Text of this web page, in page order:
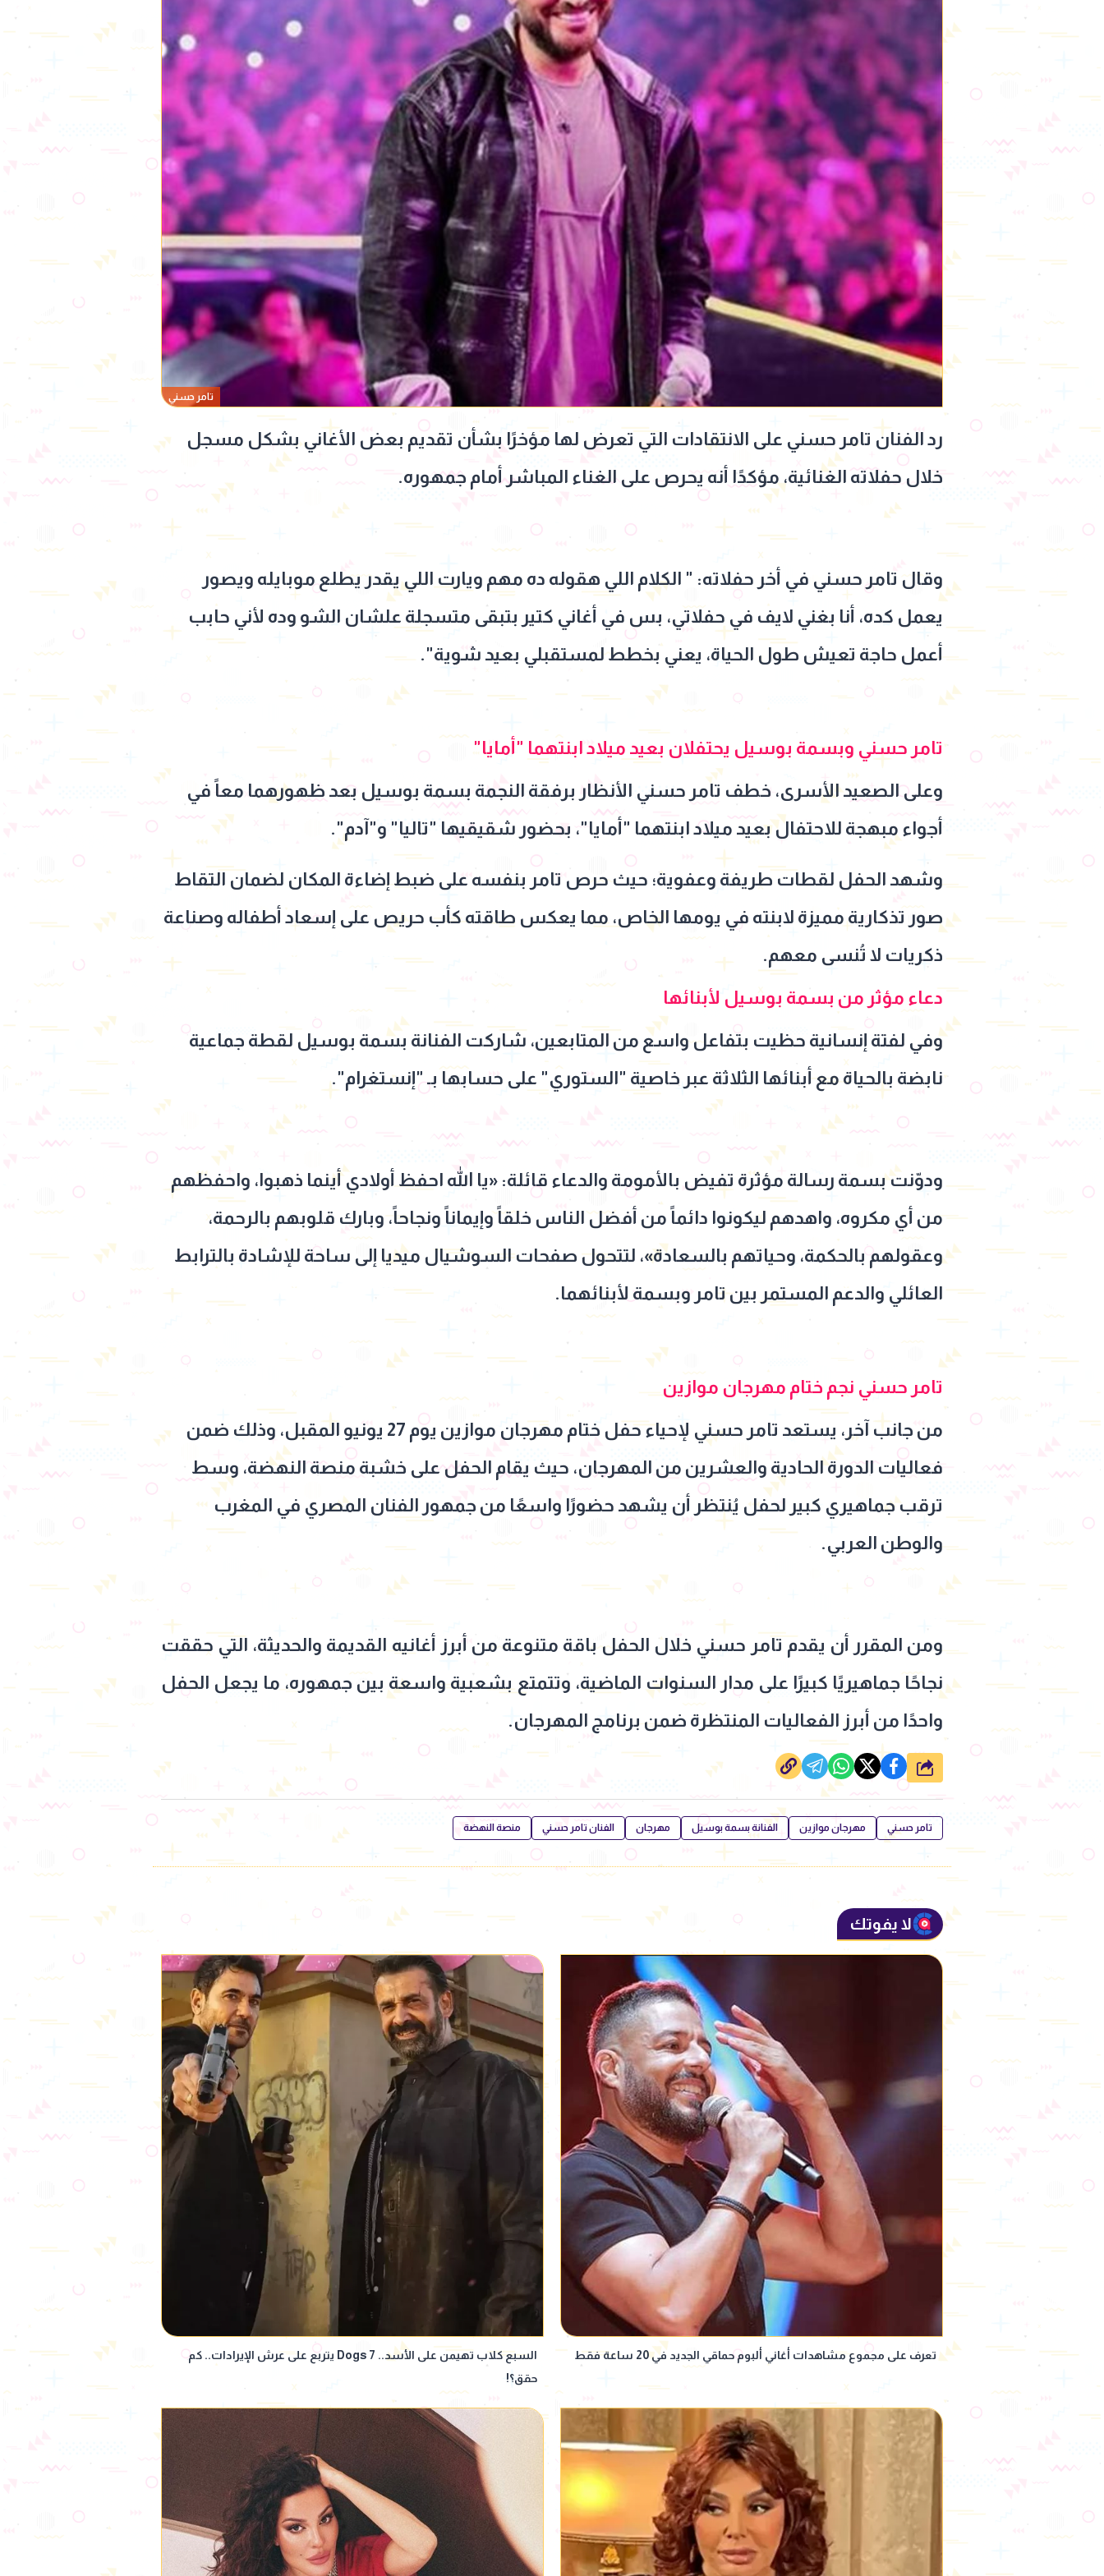
تامر حسني
رد الفنان تامر حسني على الانتقادات التي تعرض لها مؤخرًا بشأن تقديم بعض الأغاني بشكل مسجل
خلال حفلاته الغنائية، مؤكدًا أنه يحرص على الغناء المباشر أمام جمهوره.
وقال تامر حسني في أخر حفلاته: " الكلام اللي هقوله ده مهم ويارت اللي يقدر يطلع موبايله ويصور
يعمل كده، أنا بغني لايف في حفلاتي، بس في أغاني كتير بتبقى متسجلة علشان الشو وده لأني حابب
أعمل حاجة تعيش طول الحياة، يعني بخطط لمستقبلي بعيد شوية".
تامر حسني وبسمة بوسيل يحتفلان بعيد ميلاد ابنتهما "أمايا"
وعلى الصعيد الأسرى، خطف تامر حسني الأنظار برفقة النجمة بسمة بوسيل بعد ظهورهما معاً في
أجواء مبهجة للاحتفال بعيد ميلاد ابنتهما "أمايا"، بحضور شقيقيها "تاليا" و"آدم".
وشهد الحفل لقطات طريفة وعفوية؛ حيث حرص تامر بنفسه على ضبط إضاءة المكان لضمان التقاط
صور تذكارية مميزة لابنته في يومها الخاص، مما يعكس طاقته كأب حريص على إسعاد أطفاله وصناعة
ذكريات لا تُنسى معهم.
دعاء مؤثر من بسمة بوسيل لأبنائها
وفي لفتة إنسانية حظيت بتفاعل واسع من المتابعين، شاركت الفنانة بسمة بوسيل لقطة جماعية
نابضة بالحياة مع أبنائها الثلاثة عبر خاصية "الستوري" على حسابها بـ "إنستغرام".
ودوّنت بسمة رسالة مؤثرة تفيض بالأمومة والدعاء قائلة: «يا الله احفظ أولادي أينما ذهبوا، واحفظهم
من أي مكروه، واهدهم ليكونوا دائماً من أفضل الناس خلقاً وإيماناً ونجاحاً، وبارك قلوبهم بالرحمة،
وعقولهم بالحكمة، وحياتهم بالسعادة»، لتتحول صفحات السوشيال ميديا إلى ساحة للإشادة بالترابط
العائلي والدعم المستمر بين تامر وبسمة لأبنائهما.
تامر حسني نجم ختام مهرجان موازين
من جانب آخر، يستعد تامر حسني لإحياء حفل ختام مهرجان موازين يوم 27 يونيو المقبل، وذلك ضمن
فعاليات الدورة الحادية والعشرين من المهرجان، حيث يقام الحفل على خشبة منصة النهضة، وسط
ترقب جماهيري كبير لحفل يُنتظر أن يشهد حضورًا واسعًا من جمهور الفنان المصري في المغرب
والوطن العربي.
ومن المقرر أن يقدم تامر حسني خلال الحفل باقة متنوعة من أبرز أغانيه القديمة والحديثة، التي حققت
نجاحًا جماهيريًا كبيرًا على مدار السنوات الماضية، وتتمتع بشعبية واسعة بين جمهوره، ما يجعل الحفل
واحدًا من أبرز الفعاليات المنتظرة ضمن برنامج المهرجان.
شارك
تامر حسني مهرجان موازين الفنانة بسمة بوسيل مهرجان الفنان تامر حسني منصة النهضة
لا يفوتك
تعرف على مجموع مشاهدات أغاني ألبوم حماقي الجديد في 20 ساعة فقط
السبع كلاب تهيمن على الأسد.. 7 Dogs يتربع على عرش الإيرادات.. كم
حقق؟!